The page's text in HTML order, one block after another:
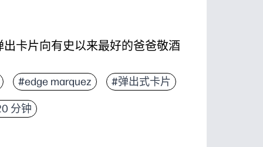
出卡片向有史以来最好的爸爸敬酒
#edge marquez #弹出式卡片
分钟